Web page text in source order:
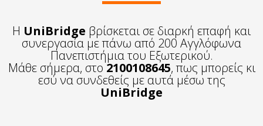
Η UniBridge βρίσκεται σε διαρκή επαφή και
συνεργασία με πάνω από 200 Αγγλόφωνα
Πανεπιστήμια του Εξωτερικού.
Μάθε σήμερα, στο2100108645, πως μπορείς κι
εσύ να συνδεθείς με αυτά μέσω της
UniBridge